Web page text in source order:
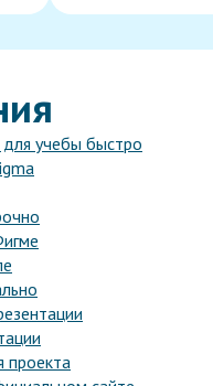
учебы быстро
проекта